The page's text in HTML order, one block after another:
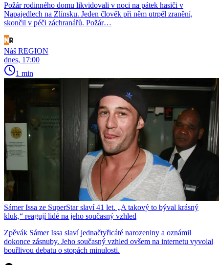
Požár rodinného domu likvidovali v noci na pátek hasiči v
Napajedlech na Zlínsku. Jeden člověk při něm utrpěl zranění,
skončil v péči záchranářů. Požár…
Náš REGION
dnes, 17:00
1 min
Sámer Issa ze SuperStar slaví 41 let. „A takový to býval krásný
kluk,“ reagují lidé na jeho současný vzhled
Zpěvák Sámer Issa slaví jednačtyřicáté narozeniny a oznámil
dokonce zásnuby. Jeho současný vzhled ovšem na internetu vyvolal
bouřlivou debatu o stopách minulosti.